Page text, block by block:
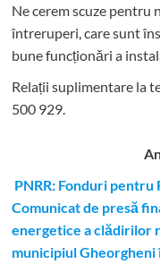
Ne cerem scuze pentru
întreruperi, care sunt
bune funcționări a
Relații suplimentare la
500 929.
PNRR: Fonduri
Comunicat de presă
energetice a clădirilor
municipiul